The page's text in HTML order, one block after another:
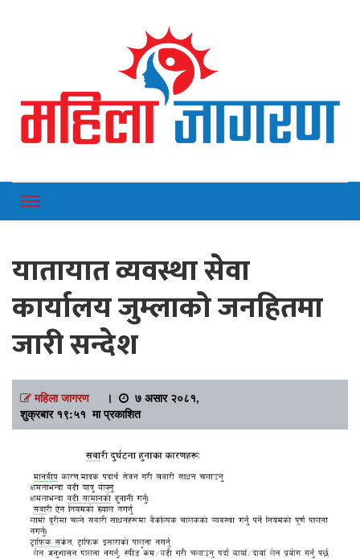
Mahilajagaran
यातायात व्यवस्था सेवा
कार्यालय जुम्लाको जनहितमा
जारी सन्देश
महिला जागरण।
७ असार २०८१,
शुक्रबार १९:५१ मा प्रकाशित